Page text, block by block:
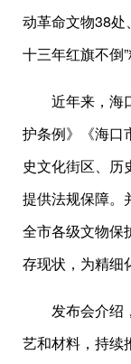
动革命文物38处
十三年红旗不倒
近年来，海
护条例》《海口
史文化街区、历
提供法规保障。
全市各级文物保
存现状，为精细
发布会介绍
艺和材料，持续